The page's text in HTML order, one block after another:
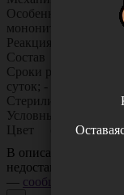
Особенности Для
мононитью,
Реакция тканей
Состав
Сроки
суток; - полное
Стерилизация
Условные номера
Цвет окрашенные
В описании товара
недостающая
— сообщите нам